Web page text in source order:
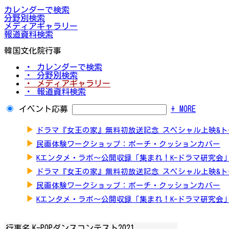
カレンダーで検索
分野別検索
メディアギャラリー
報道資料検索
韓国文化院行事
・ カレンダーで検索
・ 分野別検索
・ メディアギャラリー
・ 報道資料検索
イベント応募 + MORE
▶ ドラマ『女王の家』無料初放送記念 スペシャル上映&
▶ 民画体験ワークショップ：ポーチ・クッションカバー
▶ Kエンタメ・ラボ～公開収録「集まれ！K-ドラマ研究会」
▶ ドラマ『女王の家』無料初放送記念 スペシャル上映&
▶ 民画体験ワークショップ：ポーチ・クッションカバー
▶ Kエンタメ・ラボ～公開収録「集まれ！K-ドラマ研究会」